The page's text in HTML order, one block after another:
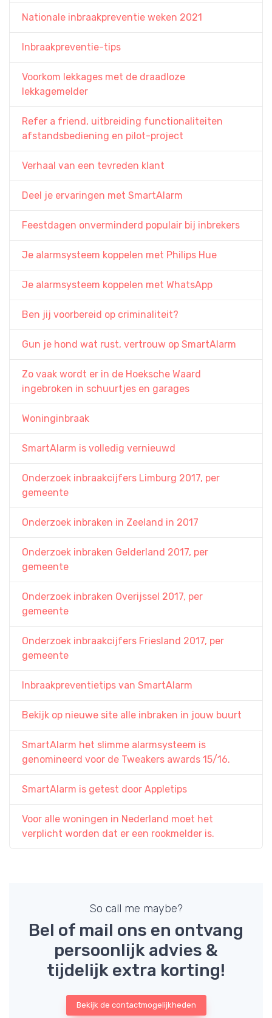
Nationale inbraakpreventie weken 2021
Inbraakpreventie-tips
Voorkom lekkages met de draadloze
lekkagemelder
Refer a friend, uitbreiding functionaliteiten
afstandsbediening en pilot-project
Verhaal van een tevreden klant
Deel je ervaringen met SmartAlarm
Feestdagen onverminderd populair bij inbrekers
Je alarmsysteem koppelen met Philips Hue
Je alarmsysteem koppelen met WhatsApp
Ben jij voorbereid op criminaliteit?
Gun je hond wat rust, vertrouw op SmartAlarm
Zo vaak wordt er in de Hoeksche Waard
ingebroken in schuurtjes en garages
Woninginbraak
SmartAlarm is volledig vernieuwd
Onderzoek inbraakcijfers Limburg 2017, per
gemeente
Onderzoek inbraken in Zeeland in 2017
Onderzoek inbraken Gelderland 2017, per
gemeente
Onderzoek inbraken Overijssel 2017, per
gemeente
Onderzoek inbraakcijfers Friesland 2017, per
gemeente
Inbraakpreventietips van SmartAlarm
Bekijk op nieuwe site alle inbraken in jouw buurt
SmartAlarm het slimme alarmsysteem is
genomineerd voor de Tweakers awards 15/16.
SmartAlarm is getest door Appletips
Voor alle woningen in Nederland moet het
verplicht worden dat er een rookmelder is.
So call me maybe?
Bel of mail ons en ontvang
persoonlijk advies &
tijdelijk extra korting!
Bekijk de contactmogelijkheden